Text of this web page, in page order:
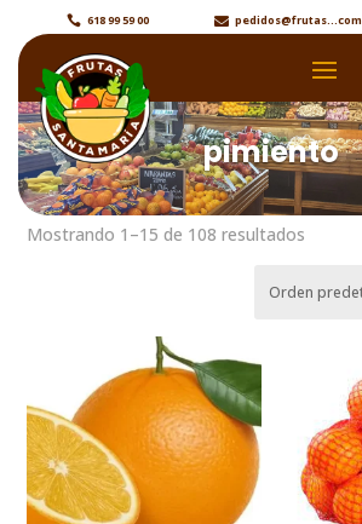
 618 99 59 00  pedidos@frutas...com
pimiento
Mostrando 1–15 de 108 resultados